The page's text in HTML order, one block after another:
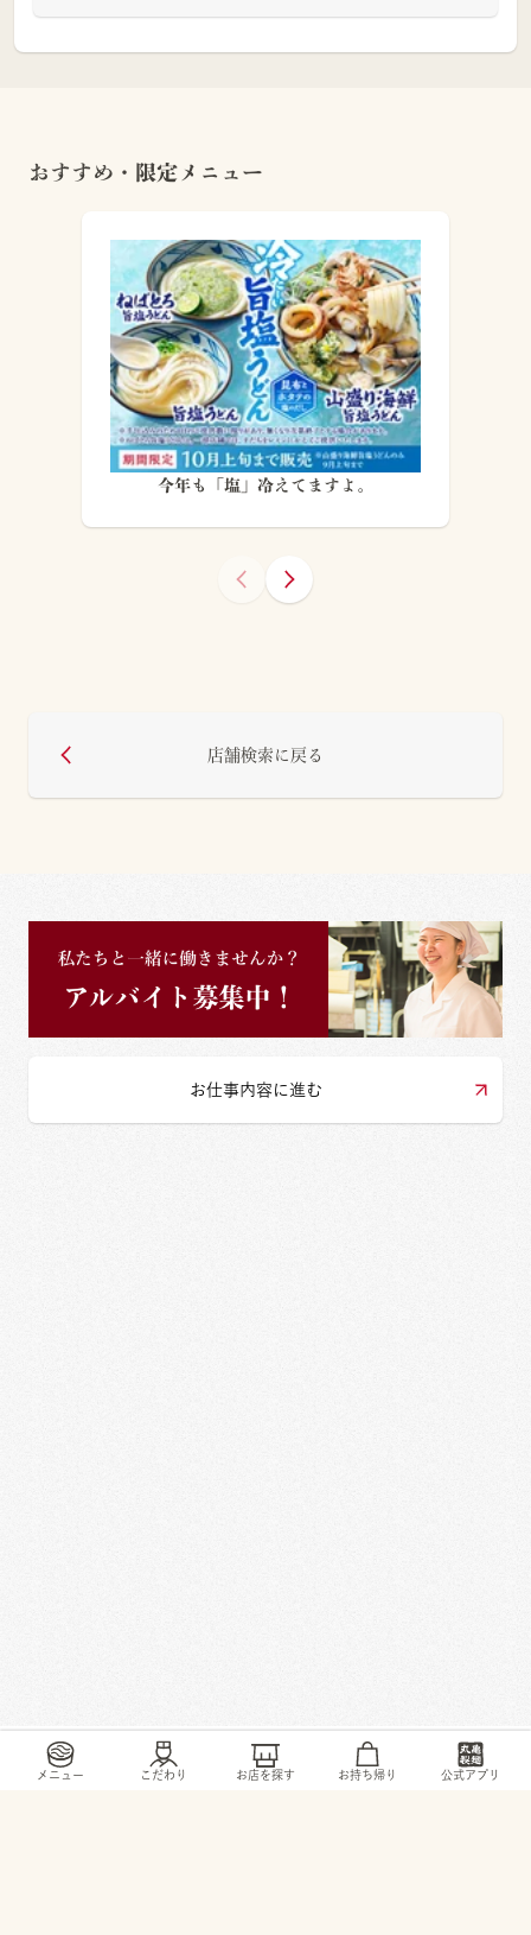
メニュー こだわり お店を探す お持ち帰り 公式アプリ
おすすめ・限定メニュー
今年も「塩」冷えてますよ。
店舗検索に戻る
お仕事内容に進む
トップ / お店・ サービス / 小松市 清六町315